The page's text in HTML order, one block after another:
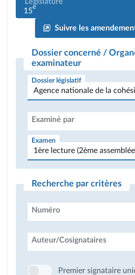
15e
Suivre les
Dossier concerné /
examinateur
Dossier législatif
Examiné par
Examen
Recherche par critères
Numéro
Auteur/Cosignataires
Premier signataire